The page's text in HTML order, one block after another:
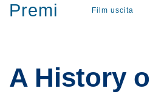
Premi Film uscita
A History